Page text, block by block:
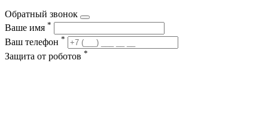
Обратный звонок
Ваше имя *
Ваш телефон *
Защита от роботов *